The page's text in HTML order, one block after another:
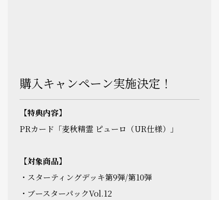
購入キャンペーン実施決定！
【特典内容】
PRカード「麦秋精霊 ピューロ（UR仕様）」
【対象商品】
・スターティングデッキ第9弾/第10弾
・ブースターパックVol.12